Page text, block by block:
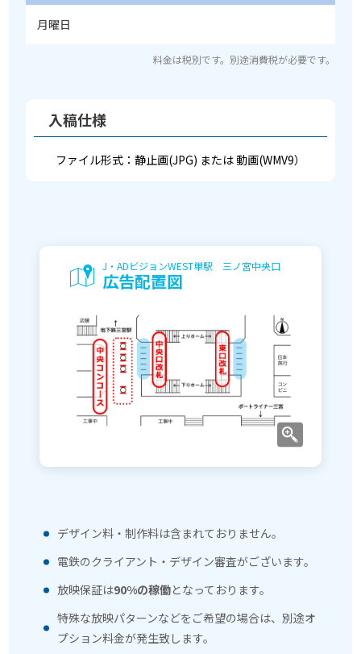
月曜日
料金は税別です。別途消費税が必要です。
入稿仕様
ファイル形式：静止画(JPG) または 動画(WMV9）
J・ADビジョンWEST単駅 三ノ宮中央口
広告配置図
デザイン料・制作料は含まれておりません。
電鉄のクライアント・デザイン審査がございます。
放映保証は90%の稼働となっております。
特殊な放映パターンなどをご希望の場合は、別途オ
プション料金が発生致します。